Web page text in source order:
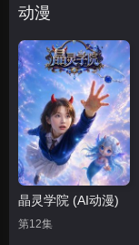
动漫
晶灵学院 (AI动漫)
第12集